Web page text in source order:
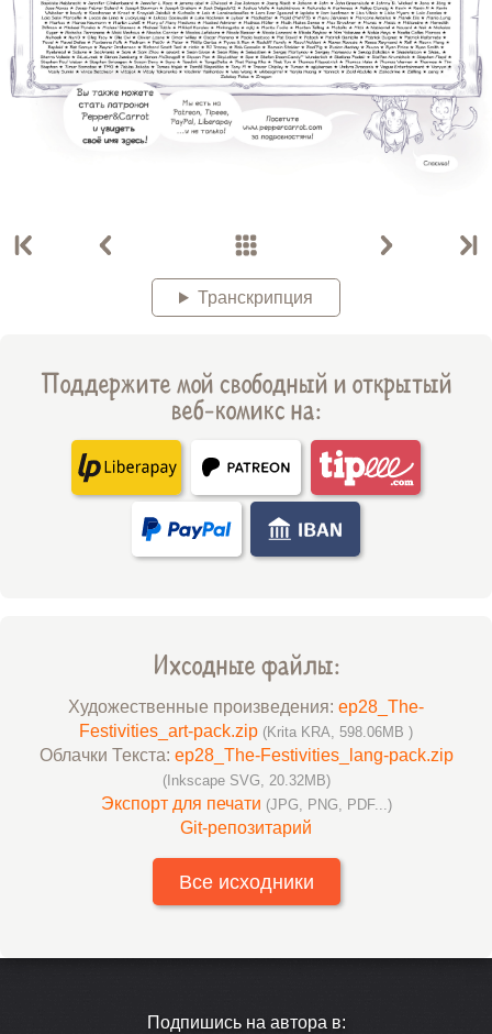
Транскрипция
Поддержите мой свободный и открытый
веб-комикс на:
Ихсодные файлы:
Художественные произведения: ep28_The-
Festivities_art-pack.zip (Krita KRA, 598.06MB )
Облачки Текста: ep28_The-Festivities_lang-pack.zip
(Inkscape SVG, 20.32MB)
Экспорт для печати (JPG, PNG, PDF...)
Git-репозитарий
Все исходники
Подпишись на автора в: